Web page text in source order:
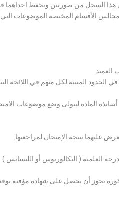
السجل من صورتين وتحفظ احداهما
مجالس الأقسام المختصة الموضوعات
المبينة لكل منهم في اللائحة
المادة ليتولى وضع موضوعات
نتيجة الإمتحان لمراجعتها.
العلمية ( البكالوريوس أو الليسانس )
أن يحصل على شهادة مؤقتة يوقعها